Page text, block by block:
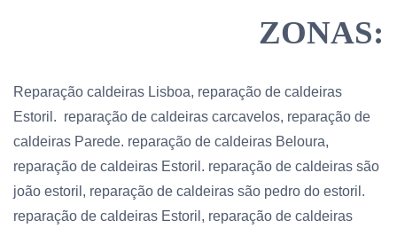
ZONAS:
Reparação caldeiras Lisboa, reparação de caldeiras
Estoril. reparação de caldeiras carcavelos, reparação de
caldeiras Parede. reparação de caldeiras Beloura,
reparação de caldeiras Estoril. reparação de caldeiras são
joão estoril, reparação de caldeiras são pedro do estoril.
reparação de caldeiras Estoril, reparação de caldeiras